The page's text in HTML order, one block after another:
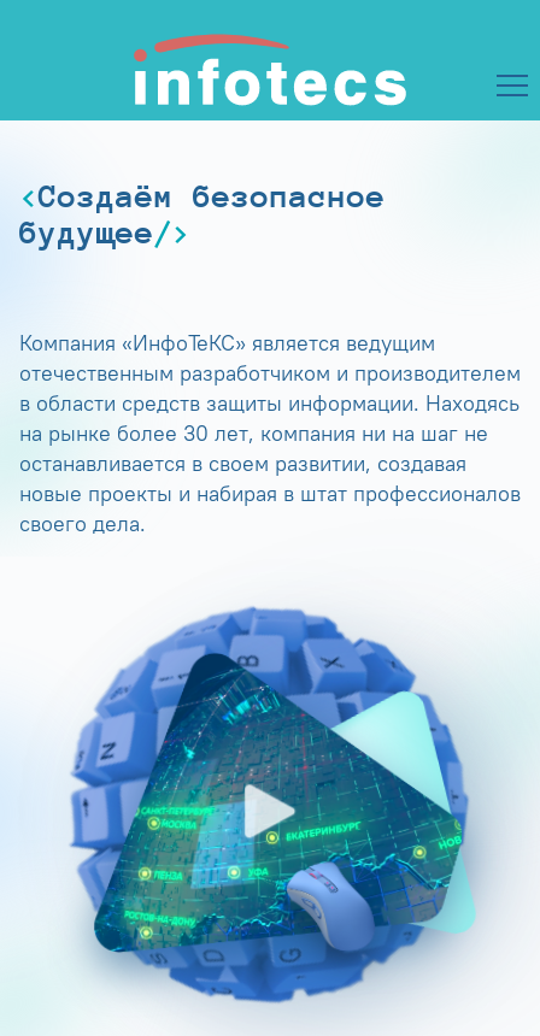
Создаём безопасное
будущее
Компания «ИнфоТеКС» является ведущим
отечественным разработчиком и производителем
в области средств защиты информации. Находясь
на рынке более 30 лет, компания ни на шаг не
останавливается в своем развитии, создавая
новые проекты и набирая в штат профессионалов
своего дела.